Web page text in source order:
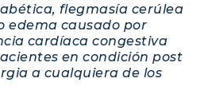
flegmasía cerúlea
edema causado por
cardíaca congestiva
en condición post
a cualquiera de los